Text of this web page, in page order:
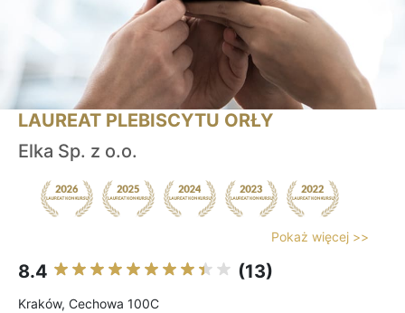
LAUREAT PLEBISCYTU ORŁY
Elka Sp. z o.o.
Pokaż więcej >>
8.4 (13)
Kraków, Cechowa 100C